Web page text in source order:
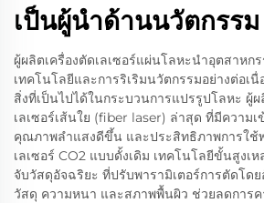
เป็นผู้นำด้านนวัตกรรม
ผู้ผลิตเครื่องตัดเลเซอร์แผ่นโลหะนำอุตสาหก
เทคโนโลยีและการริเริมนวัตกรรมอย่างต่อเ
สิ่งที่เป็นไปได้ในกระบวนการแปรรูปโลหะ ผู้
เลเซอร์เส้นใย (fiber laser) ล่าสุด ที่มีความ
คุณภาพลำแสงดีขึ้น และประสิทธิภาพการใช้
เลเซอร์ CO2 แบบดั้งเดิม เทคโนโลยีขั้นสูงเ
จับวัสดุอัจฉริยะ ที่ปรับพารามิเตอร์การตัดโด
วัสดุ ความหนา และสภาพพื้นผิว ช่วยลดการค